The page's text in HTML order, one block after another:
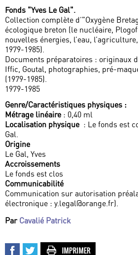
Fonds "Yves Le Gal".
Collection complète d’"Oxygène
écologique breton (le nucléaire,
nouvelles énergies, l’eau,
1979-1985).
Documents préparatoires : originaux
Iffic, Goutal, photographies, pré-
(1979-1985).
1979-1985
Genre/Caractéristiques physiques :
Métrage linéaire: 0,40 ml
Localisation physique : Le fonds est
Gal.
Origine
Le Gal, Yves
Accroissements
Le fonds est clos
Communicabilité
Communication sur autorisation
électronique : y.legal@orange.fr).
Par Cavalié Patrick